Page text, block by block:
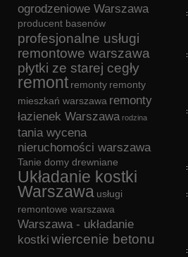
ogrodzeniowe Warszawa
producent basenów
profesjonalne usługi
remontowe warszawa
płytki ze starej cegły
remont remonty remonty
mieszkań warszawa remonty
łazienek Warszawa rodzina
tania wycena
nieruchomości warszawa
Tanie domy drewniane
Układanie kostki
Warszawa usługi
remontowe warszawa
Warszawa - układanie
kostki wiercenie betonu